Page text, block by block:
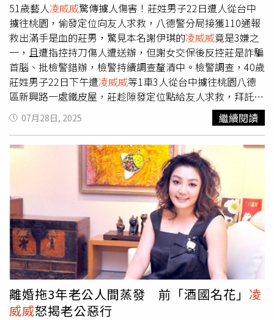
51歲藝人凌威威驚傳擄人傷害！莊姓男子22日遭人從台中
擄往桃園，偷發定位向友人求救，八德警分局接獲110通報
救出滿手是血的莊男，驚見本名謝伊琪的凌威威竟是3嫌之
一，且遭指控持刀傷人遭送辦，但謝女交保後反控莊是詐騙
首腦、批檢警錯辦，檢警持續調查釐清中。檢警調查，40歲
莊姓男子22日下午遭凌威威等1車3人從台中擄往桃園八德
區新興路一處鐵皮屋，莊趁隙發定位點給友人求救，拜託幫
忙報警，八德警分局當天18時獲報，立即趕赴現場，驚見浴
血的莊男身體有多處刀傷，立即叫救護車送醫，所幸雙手僅
防禦傷，並無生命危險。救護車當時到場，女警在前方引
路，事後將傷者送醫。（圖／翻攝畫面）警方將
場3人依現行犯逮捕，並在車上採出大量血跡，研判是在車
上發生衝突，因遭查扣的美工刀是凌威威所有，3人訊後依
妨害自由、傷害罪移請桃園地方檢察署偵辦，檢方複訊後裁
定凌威威10萬元交保。51歲藝人凌威威涉嫌妨害自由、傷
害，桃檢複訊後裁定
凌威威10萬元交保。（圖／中國時報蔡
依珍攝）凌威威交保後向媒體喊冤，稱是幫朋友跟討債集團
要錢52萬8千元，當時帶美工刀防身，沒想到對方搶走她手
上的刀，強調是對方自殘、自己沒有動手，絕非殺人犯，批
警方偵辦方向錯誤。詳細案情檢警仍在調查中。
07月28日, 2025 繼續閱讀
離婚拖3年老公人間蒸發 前「酒國名花」 凌
威威怒揭老公惡行